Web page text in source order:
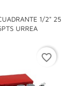
1/2" 25
URREA
favorite_border